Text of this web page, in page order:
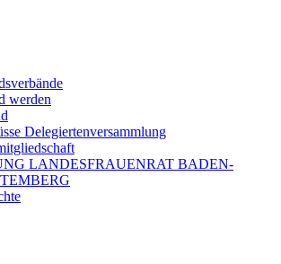
werden
Delegiertenversammlung
LANDESFRAUENRAT BADEN-